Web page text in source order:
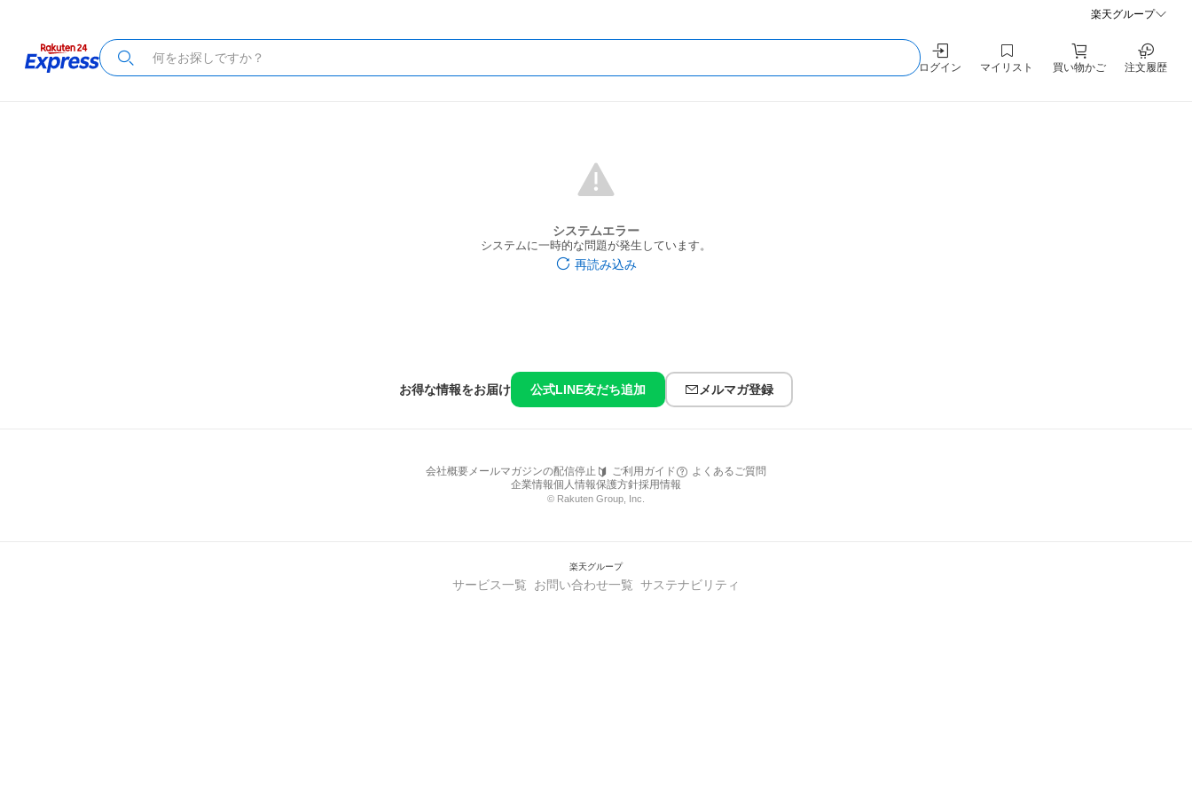
楽天グループ
ログイン マイリスト 買い物かご 注文履歴
システムエラー
システムに一時的な問題が発生しています。
再読み込み
お得な情報をお届け 公式LINE友だち追加 メルマガ登録
会社概要メールマガジンの配信停止 ご利用ガイド
よくあるご質問
企業情報個人情報保護方針採用情報
© Rakuten Group, Inc.
楽天グループ
サービス一覧 お問い合わせ一覧 サステナビリティ